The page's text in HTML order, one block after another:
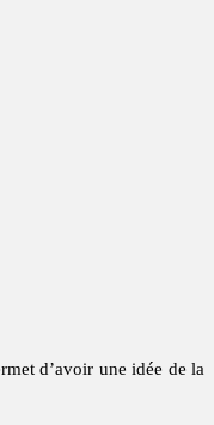
d’avoir une idée de la